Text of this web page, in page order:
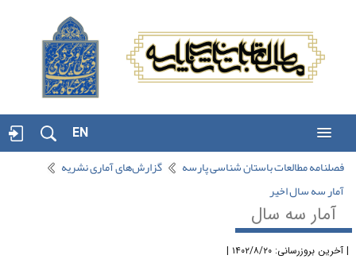
EN
فصلنامه مطالعات باستان شناسی پارسه
گزارش‌های آماری نشریه
آمار سه سال اخیر
آمار سه سال
بروزرسانی: ۱۴۰۲/۸/۲۰ |